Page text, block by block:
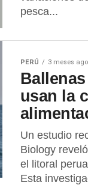
pesca...
PERÚ 3 meses ago
usan la
Un estudio
Biology
el litoral
Esta